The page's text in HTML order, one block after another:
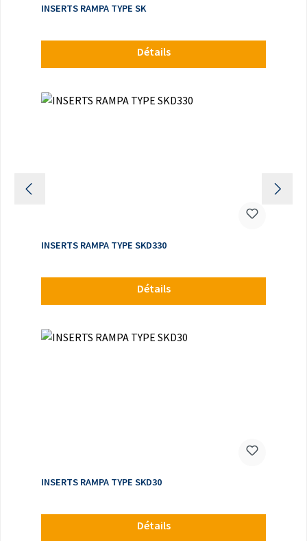
INSERTS RAMPA TYPE SK
Détails
INSERTS RAMPA TYPE SKD330
Détails
INSERTS RAMPA TYPE SKD30
Détails